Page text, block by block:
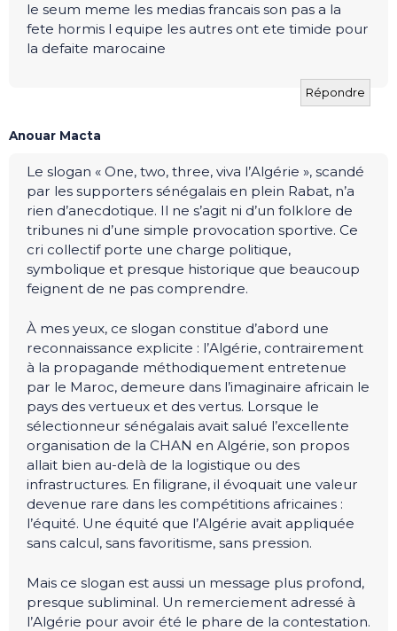
le seum meme les medias francais son pas a la
fete hormis l equipe les autres ont ete timide pour
la defaite marocaine
Répondre
Anouar Macta
Le slogan « One, two, three, viva l’Algérie », scandé
par les supporters sénégalais en plein Rabat, n’a
rien d’anecdotique. Il ne s’agit ni d’un folklore de
tribunes ni d’une simple provocation sportive. Ce
cri collectif porte une charge politique,
symbolique et presque historique que beaucoup
feignent de ne pas comprendre.
À mes yeux, ce slogan constitue d’abord une
reconnaissance explicite : l’Algérie, contrairement
à la propagande méthodiquement entretenue
par le Maroc, demeure dans l’imaginaire africain le
pays des vertueux et des vertus. Lorsque le
sélectionneur sénégalais avait salué l’excellente
organisation de la CHAN en Algérie, son propos
allait bien au-delà de la logistique ou des
infrastructures. En filigrane, il évoquait une valeur
devenue rare dans les compétitions africaines :
l’équité. Une équité que l’Algérie avait appliquée
sans calcul, sans favoritisme, sans pression.
Mais ce slogan est aussi un message plus profond,
presque subliminal. Un remerciement adressé à
l’Algérie pour avoir été le phare de la contestation.